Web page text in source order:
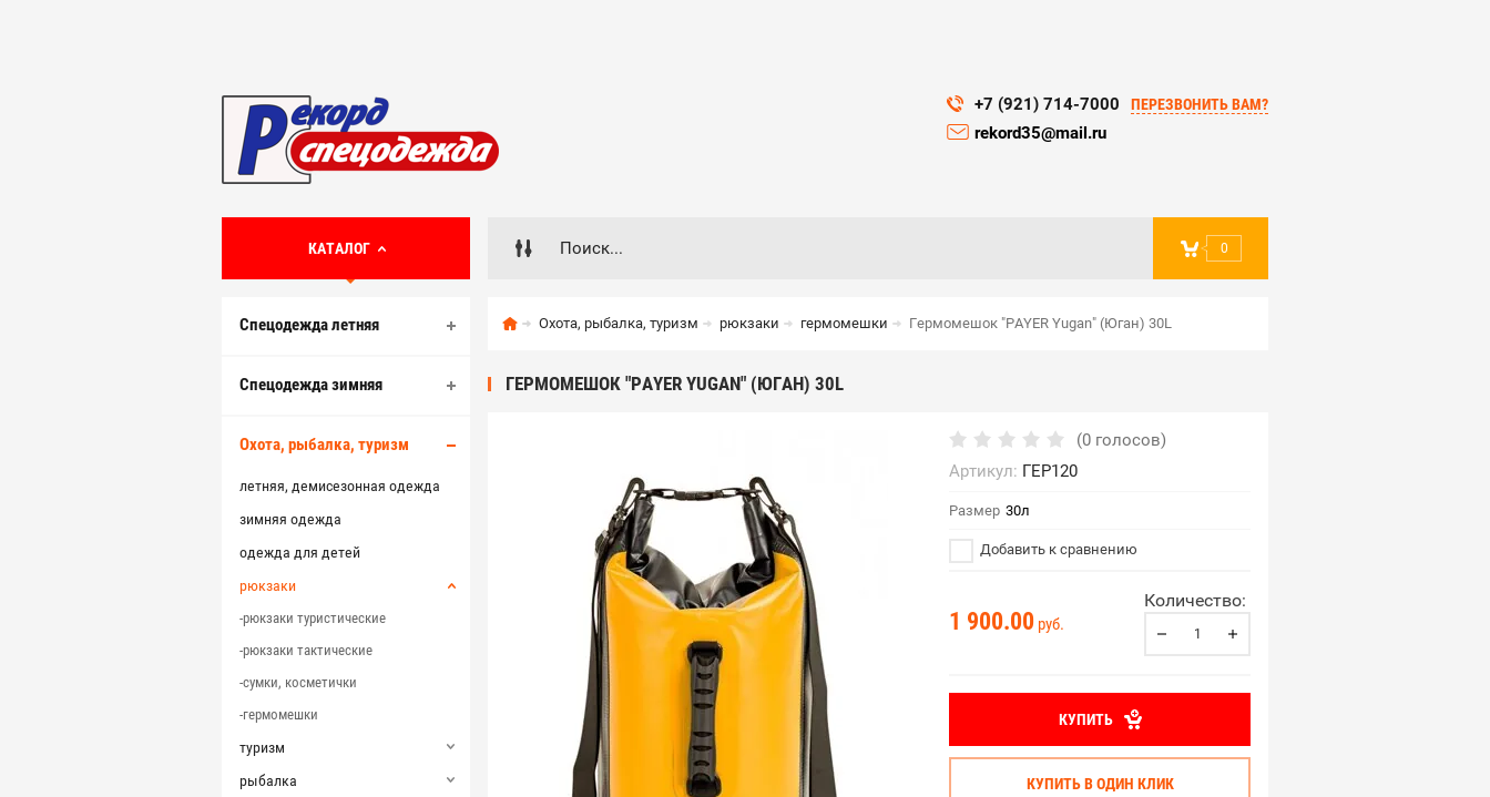
+7 (921) 714-7000 ПЕРЕЗВОНИТЬ ВАМ?
rekord35@mail.ru
КАТАЛОГ 0
Спецодежда летняя
Спецодежда зимняя
Охота, рыбалка, туризм
летняя, демисезонная одежда
зимняя одежда
одежда для детей
рюкзаки
рюкзаки туристические
рюкзаки тактические
сумки, косметички
гермомешки
туризм
рыбалка
Охота, рыбалка, туризм рюкзаки гермомешки Гермомешок "PAYER Yugan" (Юган) 30L
ГЕРМОМЕШОК "PAYER YUGAN" (ЮГАН) 30L
(0 голосов)
Артикул: ГЕР120
Размер 30л
Добавить к сравнению
1 900.00 руб.
Количество:
КУПИТЬ
КУПИТЬ В ОДИН КЛИК